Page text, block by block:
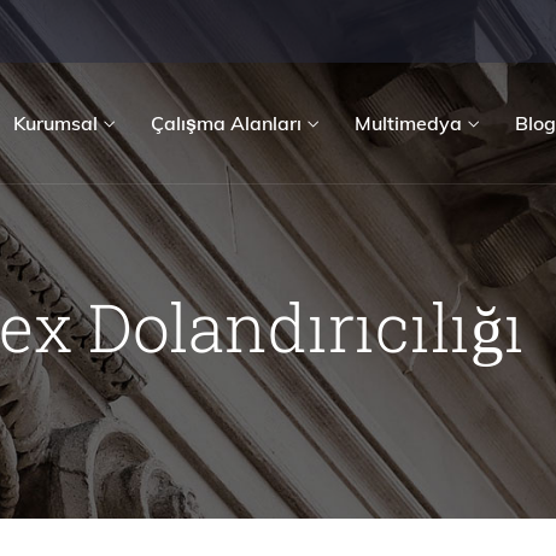
Kurumsal Çalışma Alanları Multimedya Blog
Dolandırıcılığı